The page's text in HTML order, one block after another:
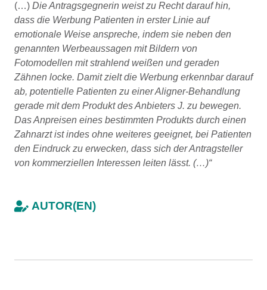
(…) Die Antragsgegnerin weist zu Recht darauf hin,
dass die Werbung Patienten in erster Linie auf
emotionale Weise anspreche, indem sie neben den
genannten Werbeaussagen mit Bildern von
Fotomodellen mit strahlend weißen und geraden
Zähnen locke. Damit zielt die Werbung erkennbar darauf
ab, potentielle Patienten zu einer Aligner-Behandlung
gerade mit dem Produkt des Anbieters J. zu bewegen.
Das Anpreisen eines bestimmten Produkts durch einen
Zahnarzt ist indes ohne weiteres geeignet, bei Patienten
den Eindruck zu erwecken, dass sich der Antragsteller
von kommerziellen Interessen leiten lässt. (…)“
AUTOR(EN)